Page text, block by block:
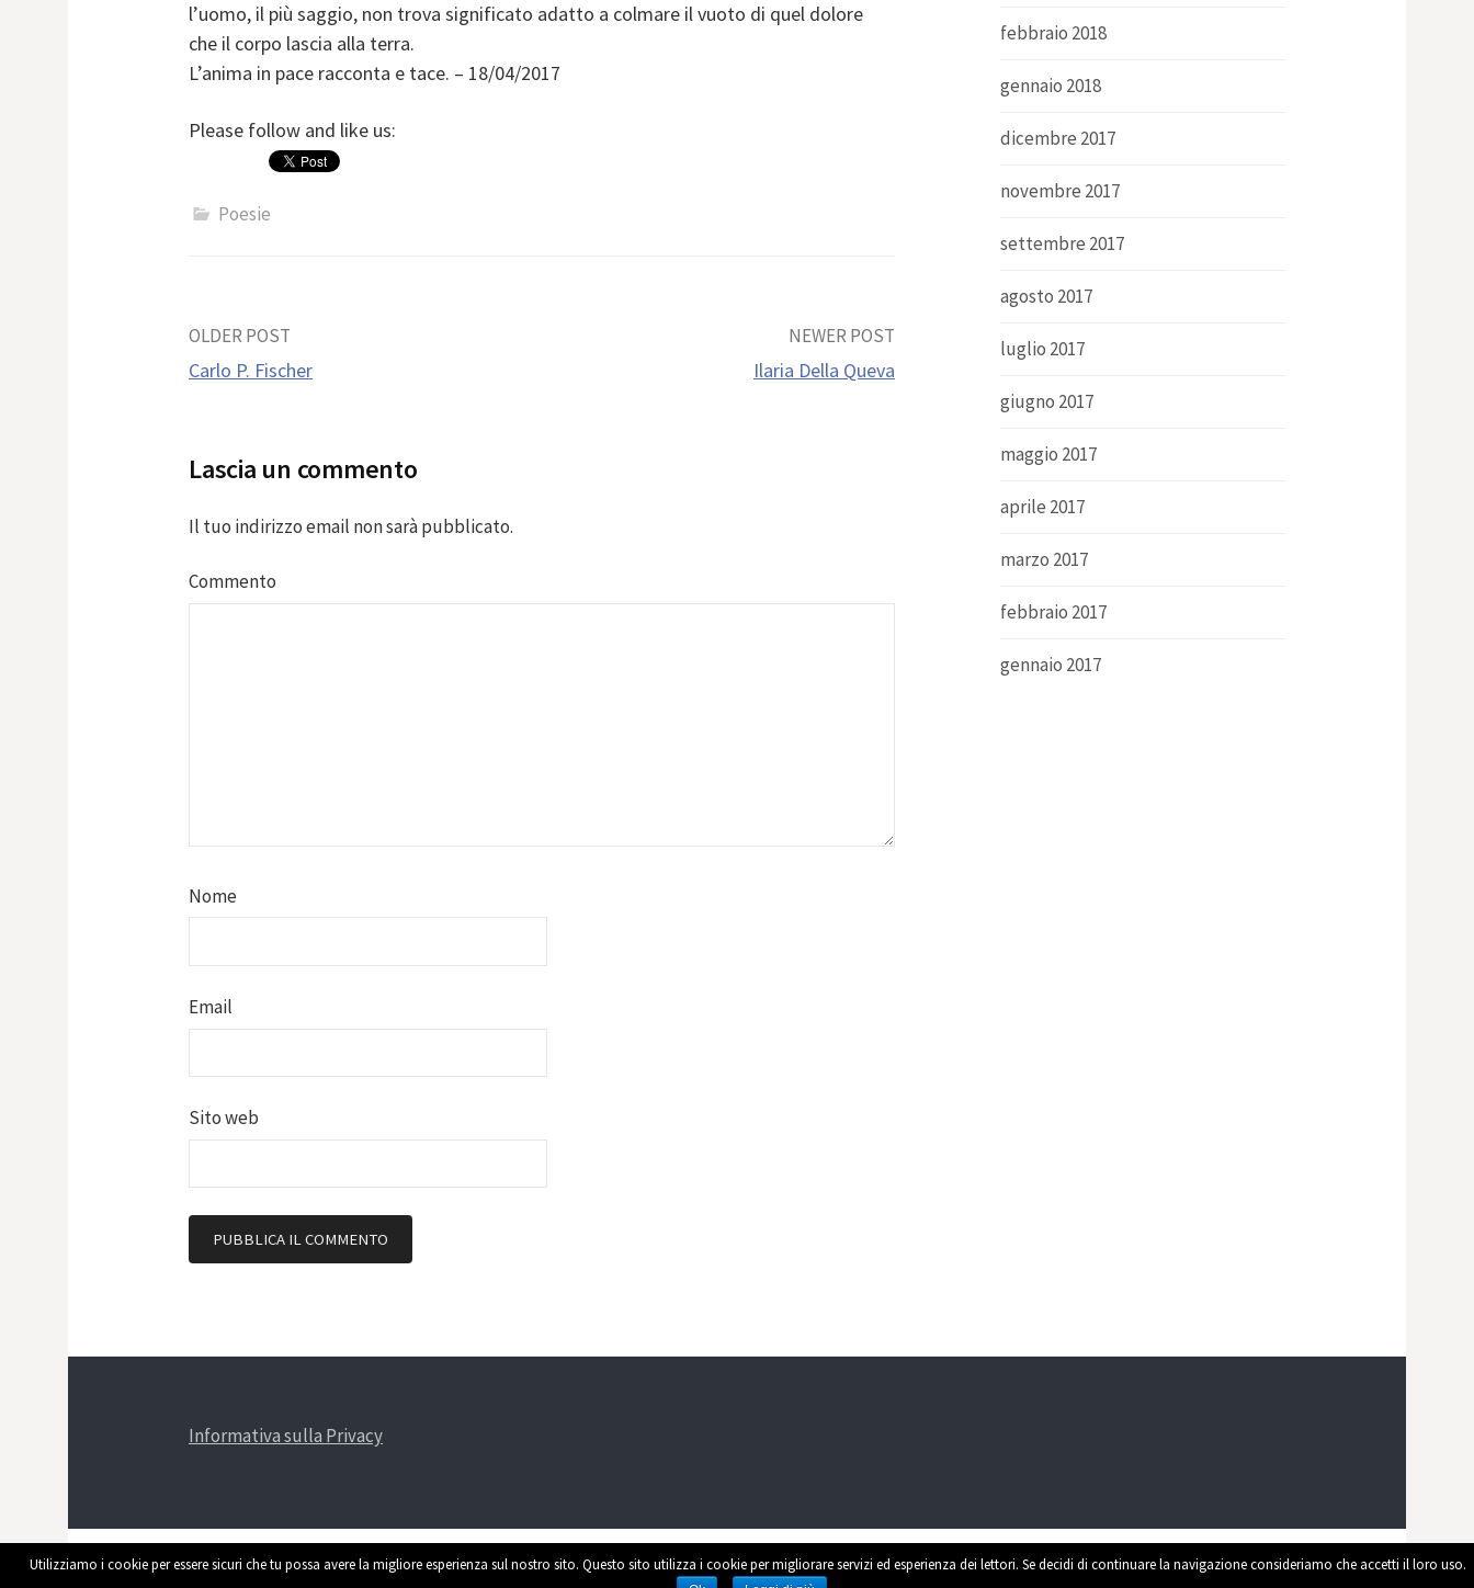
l’uomo, il più saggio, non trova significato adatto a colmare il vuoto di quel dolore
che il corpo lascia alla terra.
L’anima in pace racconta e tace. – 18/04/2017
Please follow and like us:
Poesie
Post
OLDER POST
Carlo P. Fischer
NEWER POST
Ilaria Della Queva
Lascia un commento
Il tuo indirizzo email non sarà pubblicato.
Commento
Nome
Email
Sito web
febbraio 2018
gennaio 2018
dicembre 2017
novembre 2017
settembre 2017
agosto 2017
luglio 2017
giugno 2017
maggio 2017
aprile 2017
marzo 2017
febbraio 2017
gennaio 2017
Informativa sulla Privacy
Powered by WordPress | Theme byThemehaus
Utilizziamo i cookie per essere sicuri che tu possa avere la migliore esperienza sul nostro sito. Questo sito utilizza i cookie per migliorare servizi ed esperienza dei lettori. Se decidi di continuare la navigazione consideriamo che accetti il loro uso.